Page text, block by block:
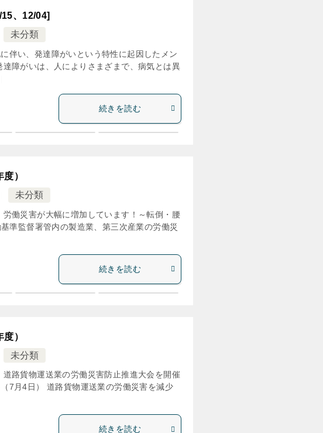
、12/04]
未分類
伴い、発達障がいという特性に起因したメン
障がいは、人によりさまざまで、病気とは異
続きを読む
）
未分類
働災害が大幅に増加しています！～転倒・腰
準監督署管内の製造業、第三次産業の労働災
続きを読む
）
未分類
路貨物運送業の労働災害防止推進大会を開催
7月4日） 道路貨物運送業の労働災害を減少
続きを読む